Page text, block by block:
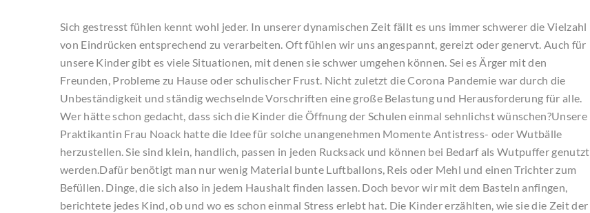
Sich gestresst fühlen kennt wohl jeder. In unserer dynamischen Zeit fällt es uns immer schwerer die Vielzahl
von Eindrücken entsprechend zu verarbeiten. Oft fühlen wir uns angespannt, gereizt oder genervt. Auch für
unsere Kinder gibt es viele Situationen, mit denen sie schwer umgehen können. Sei es Ärger mit den
Freunden, Probleme zu Hause oder schulischer Frust. Nicht zuletzt die Corona Pandemie war durch die
Unbeständigkeit und ständig wechselnde Vorschriften eine große Belastung und Herausforderung für alle.
Wer hätte schon gedacht, dass sich die Kinder die Öffnung der Schulen einmal sehnlichst wünschen?Unsere
Praktikantin Frau Noack hatte die Idee für solche unangenehmen Momente Antistress- oder Wutbälle
herzustellen. Sie sind klein, handlich, passen in jeden Rucksack und können bei Bedarf als Wutpuffer genutzt
werden.Dafür benötigt man nur wenig Material bunte Luftballons, Reis oder Mehl und einen Trichter zum
Befüllen. Dinge, die sich also in jedem Haushalt finden lassen. Doch bevor wir mit dem Basteln anfingen,
berichtete jedes Kind, ob und wo es schon einmal Stress erlebt hat. Die Kinder erzählten, wie sie die Zeit der